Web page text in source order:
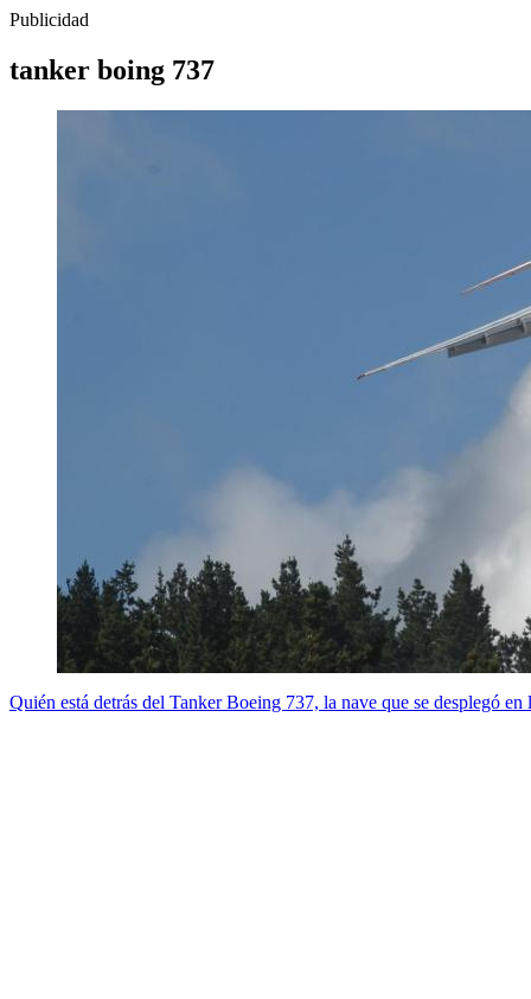
Publicidad
tanker boing 737
Quién está detrás del Tanker Boeing 737, la nave que se desplegó